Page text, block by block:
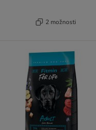
2 možnosti